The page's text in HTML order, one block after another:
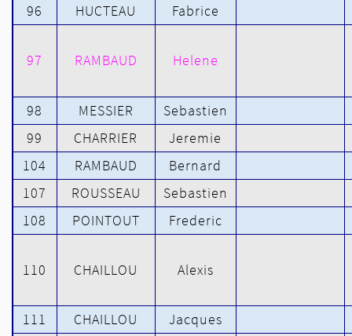
96
HUCTEAU Fabrice
97 RAMBAUD Helene
98 MESSIER
Sebastien
99
CHARRIER
Jeremie
104
RAMBAUD
Bernard
107
ROUSSEAU
Sebastien
108
POINTOUT Frederic
110 CHAILLOU Alexis
111 CHAILLOU
Jacques